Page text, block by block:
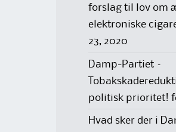
forslag til lov om
elektroniske
23, 2020
Damp-Partiet –
politisk prioritet!
Hvad sker der i